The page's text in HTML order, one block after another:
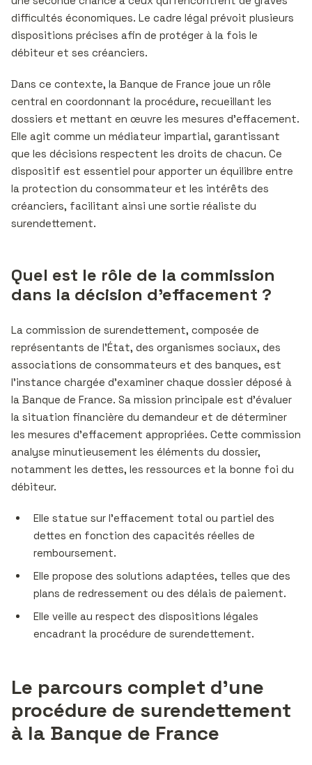
difficultés économiques. Le cadre légal prévoit plusieurs
dispositions précises afin de protéger à la fois le
débiteur et ses créanciers.
Dans ce contexte, la Banque de France joue un rôle
central en coordonnant la procédure, recueillant les
dossiers et mettant en œuvre les mesures d’effacement.
Elle agit comme un médiateur impartial, garantissant
que les décisions respectent les droits de chacun. Ce
dispositif est essentiel pour apporter un équilibre entre
la protection du consommateur et les intérêts des
créanciers, facilitant ainsi une sortie réaliste du
surendettement.
Quel est le rôle de la commission
dans la décision d’effacement ?
La commission de surendettement, composée de
représentants de l’État, des organismes sociaux, des
associations de consommateurs et des banques, est
l’instance chargée d’examiner chaque dossier déposé à
la Banque de France. Sa mission principale est d’évaluer
la situation financière du demandeur et de déterminer
les mesures d’effacement appropriées. Cette commission
analyse minutieusement les éléments du dossier,
notamment les dettes, les ressources et la bonne foi du
débiteur.
Elle statue sur l’effacement total ou partiel des
dettes en fonction des capacités réelles de
remboursement.
Elle propose des solutions adaptées, telles que des
plans de redressement ou des délais de paiement.
Elle veille au respect des dispositions légales
encadrant la procédure de surendettement.
Le parcours complet d’une
procédure de surendettement
à la Banque de France